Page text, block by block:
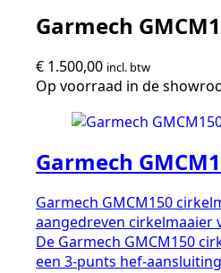
Garmech
€ 1.500,00 incl. btw
Op voorraad in de
Garmech
Garmech GMCM150
aangedreven
De Garmech GMCM150
een 3-punts hef-